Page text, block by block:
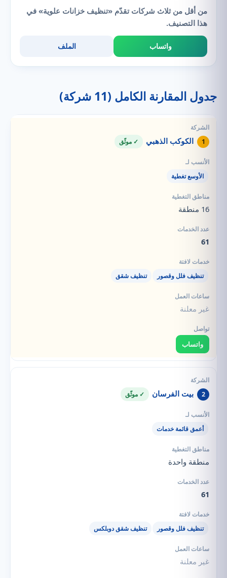
من أقل من ثلاث شركات تقدّم «تنظيف خزانات علوية» في
هذا التصنيف.
واتساب الملف
جدول المقارنة الكامل (11 شركة)
1 الكوكب الذهبي ✓ موثّق
الأوسع تغطية
16 منطقة
61
تنظيف فلل وقصور تنظيف شقق
غير معلنة
واتساب
2 بيت الفرسان ✓ موثّق
أعمق قائمة خدمات
منطقة واحدة
61
تنظيف فلل وقصور تنظيف شقق دوبلكس
غير معلنة